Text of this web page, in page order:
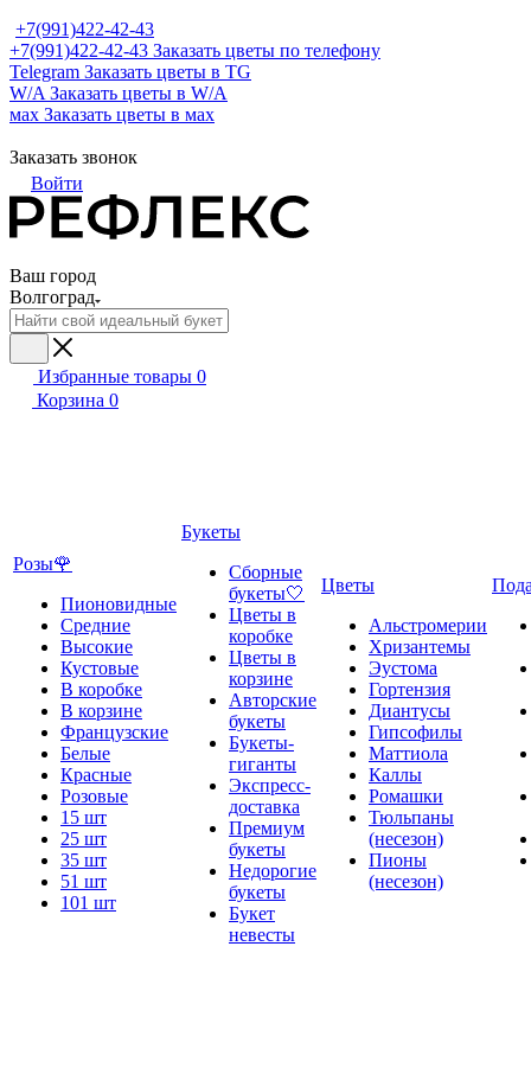
+7(991)422-42-43
+7(991)422-42-43 Заказать цветы по телефону
Telegram Заказать цветы в TG
W/A Заказать цветы в W/A
мах Заказать цветы в мах
Заказать звонок
Войти
Ваш город
Волгоград
Избранные товары 0
Корзина 0
Розы🌹
Пионовидные
Средние
Высокие
Кустовые
В коробке
В корзине
Французские
Белые
Красные
Розовые
15 шт
25 шт
35 шт
51 шт
101 шт
Букеты
Сборные
букеты🤍
Цветы в
коробке
Цветы в
корзине
Авторские
букеты
Букеты-
гиганты
Экспресс-
доставка
Премиум
букеты
Недорогие
букеты
Букет
невесты
Цветы
Альстромерии
Хризантемы
Эустома
Гортензия
Диантусы
Гипсофилы
Маттиола
Каллы
Ромашки
Тюльпаны
(несезон)
Пионы
(несезон)